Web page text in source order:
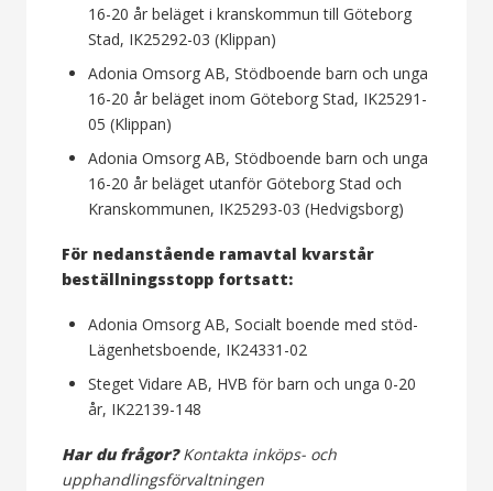
16-20 år beläget i kranskommun till Göteborg
Stad, IK25292-03 (Klippan)
Adonia Omsorg AB, Stödboende barn och unga
16-20 år beläget inom Göteborg Stad, IK25291-
05 (Klippan)
Adonia Omsorg AB, Stödboende barn och unga
16-20 år beläget utanför Göteborg Stad och
Kranskommunen, IK25293-03 (Hedvigsborg)
För nedanstående ramavtal kvarstår
beställningsstopp fortsatt:
Adonia Omsorg AB, Socialt boende med stöd-
Lägenhetsboende, IK24331-02
Steget Vidare AB, HVB för barn och unga 0-20
år, IK22139-148
Har du frågor?Kontakta inköps- och
upphandlingsförvaltningen